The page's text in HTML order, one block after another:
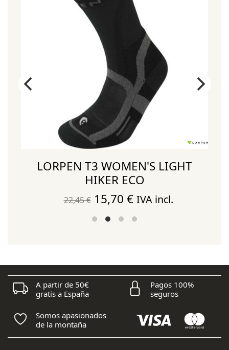
LORPEN T3 WOMEN'S LIGHT
HIKER ECO
22,45€ El
precio
22,45 €.
15,70 €El
precio
15,70 €.
IVA incl.
A partir de 50€
gratis a España
Pagos 100%
seguros
Somos apasionados
de la montaña